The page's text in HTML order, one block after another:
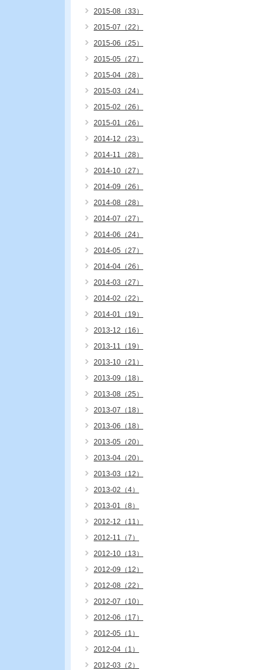
2015-08（33）
2015-07（22）
2015-06（25）
2015-05（27）
2015-04（28）
2015-03（24）
2015-02（26）
2015-01（26）
2014-12（23）
2014-11（28）
2014-10（27）
2014-09（26）
2014-08（28）
2014-07（27）
2014-06（24）
2014-05（27）
2014-04（26）
2014-03（27）
2014-02（22）
2014-01（19）
2013-12（16）
2013-11（19）
2013-10（21）
2013-09（18）
2013-08（25）
2013-07（18）
2013-06（18）
2013-05（20）
2013-04（20）
2013-03（12）
2013-02（4）
2013-01（8）
2012-12（11）
2012-11（7）
2012-10（13）
2012-09（12）
2012-08（22）
2012-07（10）
2012-06（17）
2012-05（1）
2012-04（1）
2012-03（2）